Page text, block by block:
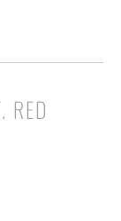
RED